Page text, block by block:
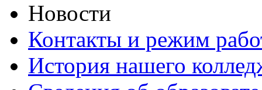
Новости
Контакты и режим
История нашего